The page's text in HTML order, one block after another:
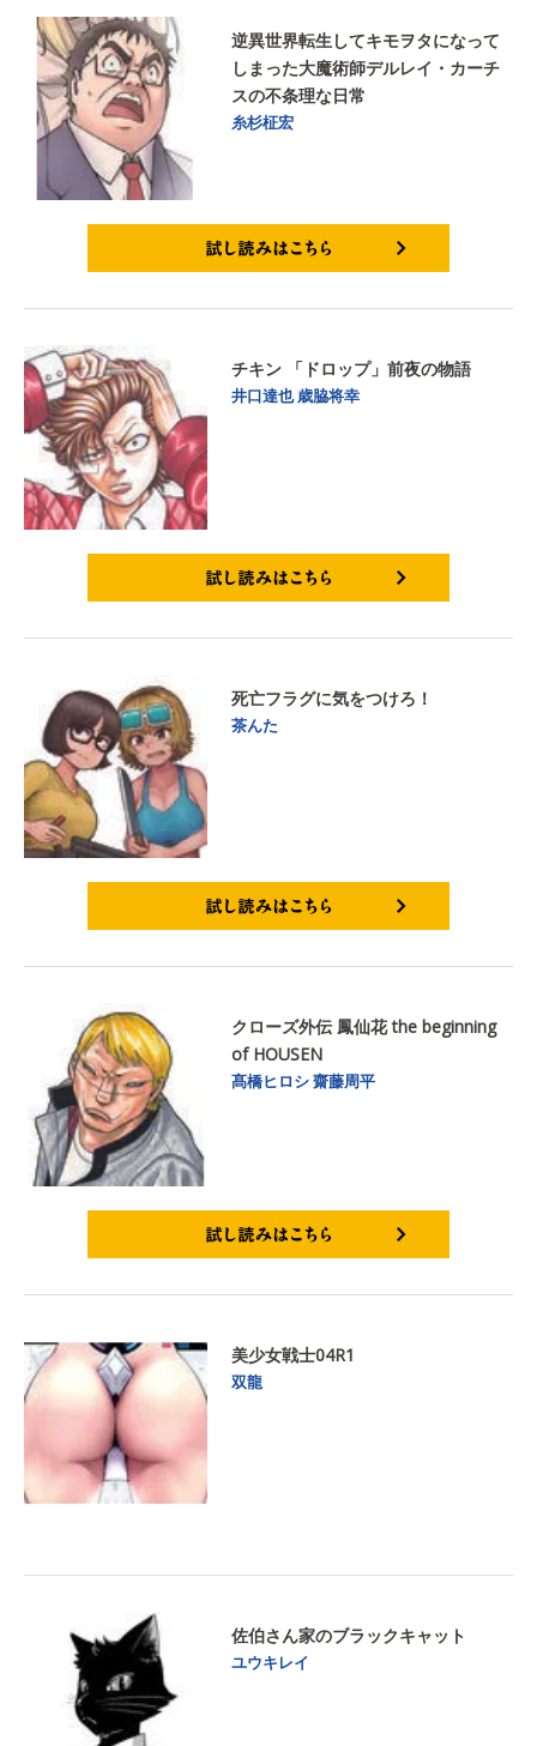
逆異世界転生してキモヲタになって
しまった大魔術師デルレイ・カーチ
スの不条理な日常
糸杉柾宏
チキン 「ドロップ」前夜の物語
井口達也 歳脇将幸
死亡フラグに気をつけろ！
茶んた
クローズ外伝 鳳仙花 the beginning
of HOUSEN
髙橋ヒロシ齋藤周平
美少女戦士04R1
双龍
佐伯さん家のブラックキャット
ユウキレイ